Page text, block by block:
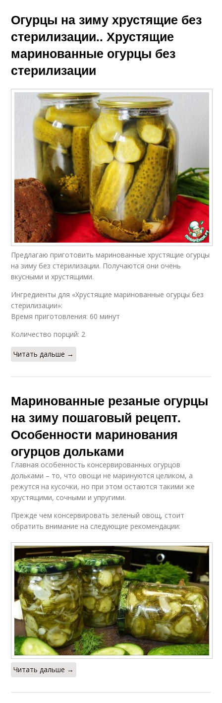
Огурцы на зиму хрустящие без
стерилизации.. Хрустящие
маринованные огурцы без
стерилизации
Предлагаю приготовить маринованные хрустящие огурцы
на зиму без стерилизации. Получаются они очень
вкусными и хрустящими.
Ингредиенты для «Хрустящие маринованные огурцы без
стерилизации»:
Время приготовления: 60 минут
Количество порций: 2
Читать дальше →
Маринованные резаные огурцы
на зиму пошаговый рецепт.
Особенности маринования
огурцов дольками
Главная особенность консервированных огурцов
дольками – то, что овощи не маринуются целиком, а
режутся на кусочки, но при этом остаются такими же
хрустящими, сочными и упругими.
Прежде чем консервировать зеленый овощ, стоит
обратить внимание на следующие рекомендации:
Читать дальше →